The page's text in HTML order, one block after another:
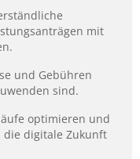
mit
und Gebühren
sind.
optimieren und
die digitale Zukunft